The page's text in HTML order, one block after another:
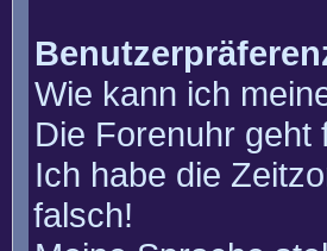
Wie kann ich
Die Forenuhr geht
Ich habe die
falsch!